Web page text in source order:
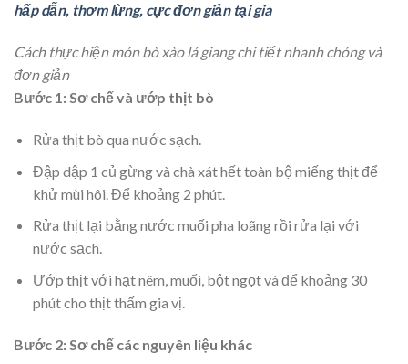
hấp dẫn, thơm lừng, cực đơn giản tại gia
Cách thực hiện món bò xào lá giang chi tiết nhanh chóng và
đơn giản
Bước 1: Sơ chế và ướp thịt bò
Rửa thịt bò qua nước sạch.
Đập dập 1 củ gừng và chà xát hết toàn bộ miếng thịt để
khử mùi hôi. Để khoảng 2 phút.
Rửa thịt lại bằng nước muối pha loãng rồi rửa lại với
nước sạch.
Ướp thịt với hạt nêm, muối, bột ngọt và để khoảng 30
phút cho thịt thấm gia vị.
Bước 2: Sơ chế các nguyên liệu khác